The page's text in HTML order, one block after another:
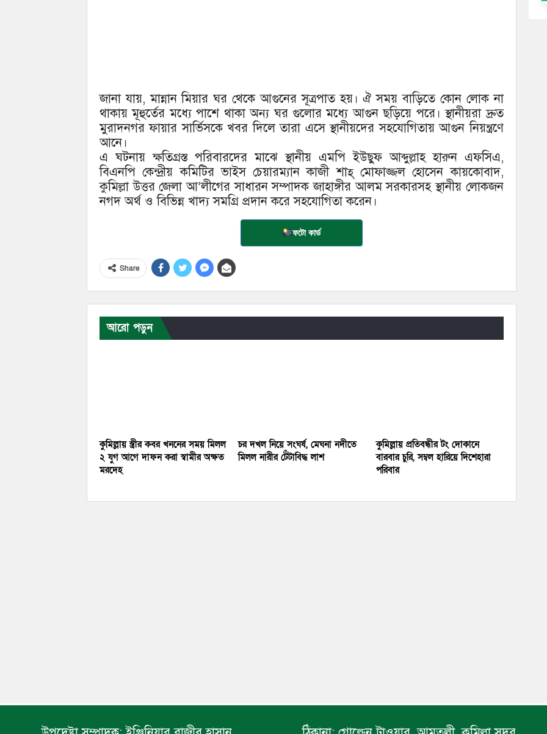
জানা যায়, মান্নান মিয়ার ঘর থেকে আগুনের সূত্রপাত হয়। ঐ সময় বাড়িতে কোন লোক না
থাকায় মূহুর্তের মধ্যে পাশে থাকা অন্য ঘর গুলোর মধ্যে আগুন ছড়িয়ে পরে। স্থানীয়রা দ্রুত
মুরাদনগর ফায়ার সার্ভিসকে খবর দিলে তারা এসে স্থানীয়দের সহযোগিতায় আগুন নিয়ন্ত্রণে
আনে।
এ ঘটনায় ক্ষতিগ্রস্ত পরিবারদের মাঝে স্থানীয় এমপি ইউছুফ আব্দুল্লাহ হারুন এফসিএ,
বিএনপি কেন্দ্রীয় কমিটির ভাইস চেয়ারম্যান কাজী শাহ্ মোফাজ্জল হোসেন কায়কোবাদ,
কুমিল্লা উত্তর জেলা আ’লীগের সাধারন সম্পাদক জাহাঙ্গীর আলম সরকারসহ স্থানীয় লোকজন
নগদ অর্থ ও বিভিন্ন খাদ্য সমগ্রি প্রদান করে সহযোগিতা করেন।
ফটো কার্ড
Share
আরো পড়ুন
কুমিল্লায় স্ত্রীর কবর খননের সময় মিলল
২ যুগ আগে দাফন করা স্বামীর অক্ষত
মরদেহ
চর দখল নিয়ে সংঘর্ষ, মেঘনা নদীতে
মিলল নারীর টেঁটাবিদ্ধ লাশ
কুমিল্লায় প্রতিবন্ধীর টং দোকানে
বারবার চুরি, সম্বল হারিয়ে দিশেহারা
পরিবার